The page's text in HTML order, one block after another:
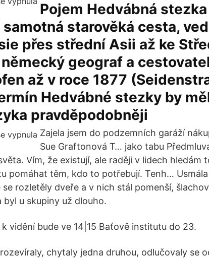
Pojem Hedvábná
starověká cesta,
přes střední Asii až ke
geograf a
až v roce 1877
Hedvábné stezky by
pravděpodobněji
Zajela jsem do podzemních garáží
Sue Graftonová T… jako tabu
Vím, že existují, ale raději v lidech hledám
pomáhat těm, kdo to potřebují. Tenh… Usmála
se rozletěly dveře a v nich stál pomenší,
byl u skupiny už dlouho.
vidění bude ve 14|15 Baťově institutu do 23.
chytaly jedna druhou, odlučovaly se